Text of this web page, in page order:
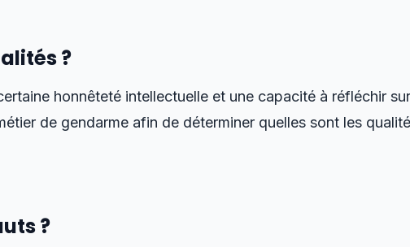
?
honnêteté intellectuelle et une capacité à réfléchir
de gendarme afin de déterminer quelles sont les
?